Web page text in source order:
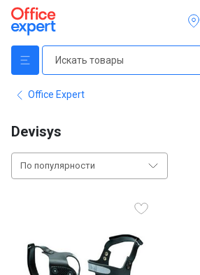
Office Expert
Devisys
По популярности